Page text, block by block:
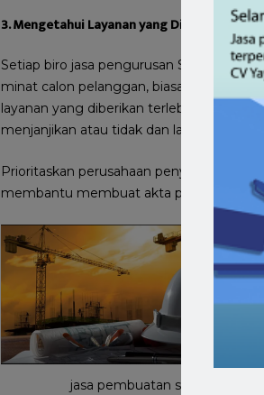
3. Mengetahui Layanan yang Diberikan
Setiap biro jasa pengurusan SIUJK
minat calon pelanggan, biasanya
layanan yang diberikan terlebih dahulu,
menjanjikan atau tidak dan lainnya.
Prioritaskan perusahaan penyedia jasa
membantu membuat akta pendirian
jasa pembuatan siujk